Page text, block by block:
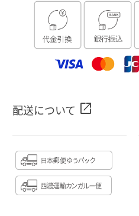
配送について open_in_new